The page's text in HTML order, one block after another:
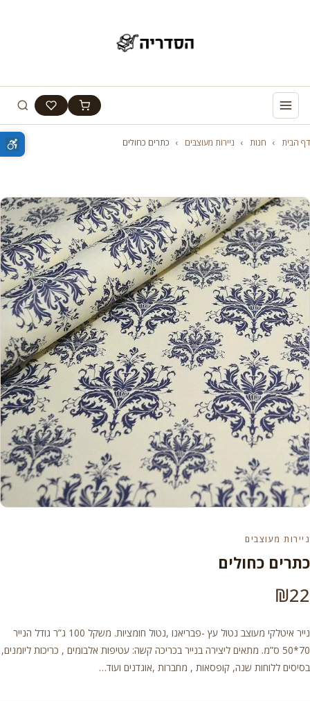
דף הבית › חנות › ניירות מעוצבים › כתרים כחולים
ניירות מעוצבים
כתרים כחולים
₪22
נייר איטלקי מעוצב נטול עץ -פבריאנו ,נטול חומציות. משקל 100 ג”ר גודל הנייר
70*50 ס”מ. מתאים ליצירה בנייר בכריכה קשה: עטיפות אלבומים , כריכות ליומנים,
בסיסים ללוחות שנה, קופסאות , מחברות ,אוגדנים ועוד…